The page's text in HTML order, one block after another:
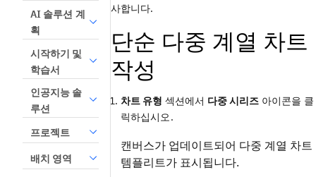
AI 솔루션 계
획
시작하기 및
학습서
인공지능 솔
루션
프로젝트
배치 영역
사합니다.
단순 다중 계열 차트
작성
차트 유형 섹션에서 다중 시리즈 아이콘을 클
릭하십시오.
캔버스가 업데이트되어 다중 계열 차트
템플리트가 표시됩니다.